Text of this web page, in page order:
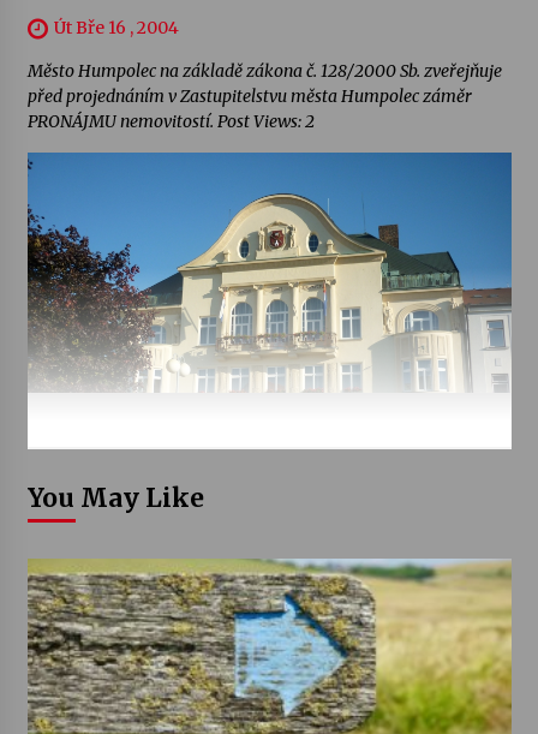
Út Bře 16 , 2004
Město Humpolec na základě zákona č. 128/2000 Sb. zveřejňuje
před projednáním v Zastupitelstvu města Humpolec záměr
PRONÁJMU nemovitostí. Post Views: 2
You May Like